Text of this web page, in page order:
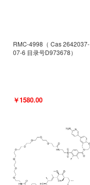
RMC-4998（ Cas 2642037-
07-6 目录号D973678）
￥1580.00